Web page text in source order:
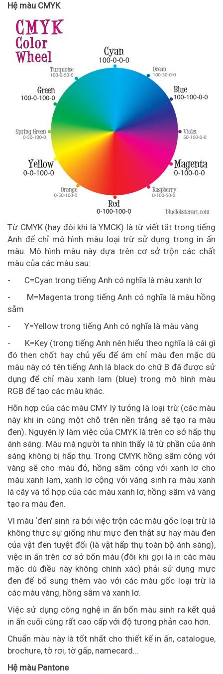
Hệ màu CMYK
Từ CMYK (hay đôi khi là YMCK) là từ viết tắt trong tiếng
Anh để chỉ mô hình màu loại trừ sử dụng trong in ấn
màu. Mô hình màu này dựa trên cơ sở trộn các chất
màu của các màu sau:
- C=Cyan trong tiếng Anh có nghĩa là màu xanh lơ
- M=Magenta trong tiếng Anh có nghĩa là màu hồng
sẫm
- Y=Yellow trong tiếng Anh có nghĩa là màu vàng
- K=Key (trong tiếng Anh nên hiểu theo nghĩa là cái gì
đó then chốt hay chủ yếu để ám chỉ màu đen mặc dù
màu này có tên tiếng Anh là black do chữ B đã được sử
dụng để chỉ màu xanh lam (blue) trong mô hình màu
RGB để tạo các màu khác.
Hỗn hợp của các màu CMY lý tưởng là loại trừ (các màu
này khi in cùng một chỗ trên nền trắng sẽ tạo ra màu
đen). Nguyên lý làm việc của CMYK là trên cơ sở hấp thụ
ánh sáng. Màu mà người ta nhìn thấy là từ phần của ánh
sáng không bị hấp thụ. Trong CMYK hồng sẫm cộng với
vàng sẽ cho màu đỏ, hồng sẫm cộng với xanh lơ cho
màu xanh lam, xanh lơ cộng với vàng sinh ra màu xanh
lá cây và tổ hợp của các màu xanh lơ, hồng sẫm và vàng
tạo ra màu đen.
Vì màu ‘đen’ sinh ra bởi việc trộn các màu gốc loại trừ là
không thực sự giống như mực đen thật sự hay màu đen
của vật đen tuyệt đối (là vật hấp thụ toàn bộ ánh sáng),
việc in ấn trên cơ sở bốn màu (đôi khi gọi là in các màu
mặc dù điều này không chính xác) phải sử dụng mực
đen để bổ sung thêm vào với các màu gốc loại trừ là
các màu vàng, hồng sẫm và xanh lơ.
Việc sử dụng công nghệ in ấn bốn màu sinh ra kết quả
in ấn cuối cùng rất cao cấp với độ tương phản cao hơn.
Chuẩn màu này là tốt nhất cho thiết kế in ấn, catalogue,
brochure, tờ rơi, tờ gấp, namecard…
Hệ màu Pantone